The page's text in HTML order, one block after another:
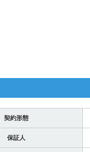
契約形態
保証人